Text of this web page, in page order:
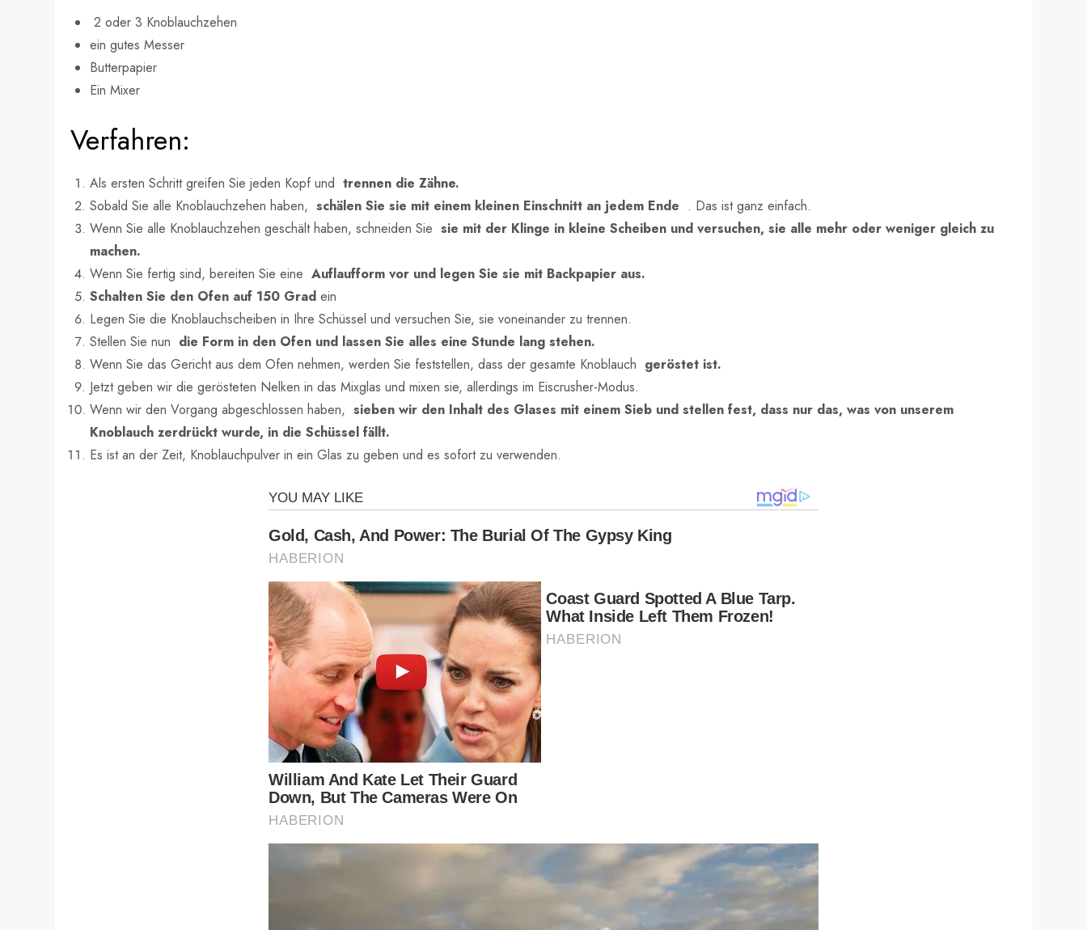
2 oder 3 Knoblauchzehen
ein gutes Messer
Butterpapier
Ein Mixer
Verfahren:
Als ersten Schritt greifen Sie jeden Kopf undtrennen die Zähne.
Sobald Sie alle Knoblauchzehen haben,schälen Sie sie mit einem kleinen Einschnitt an jedem Ende . Das ist ganz einfach.
Wenn Sie alle Knoblauchzehen geschält haben, schneiden Siesie mit der Klinge in kleine Scheiben und versuchen, sie alle mehr oder weniger gleich zu
machen.
Wenn Sie fertig sind, bereiten Sie eineAuflaufform vor und legen Sie sie mit Backpapier aus.
Schalten Sie den Ofen auf 150 Grad ein
Legen Sie die Knoblauchscheiben in Ihre Schüssel und versuchen Sie, sie voneinander zu trennen.
Stellen Sie nun die Form in den Ofen und lassen Sie alles eine Stunde lang stehen.
Wenn Sie das Gericht aus dem Ofen nehmen, werden Sie feststellen, dass der gesamte Knoblauch geröstet ist.
Jetzt geben wir die gerösteten Nelken in das Mixglas und mixen sie, allerdings im Eiscrusher-Modus.
Wenn wir den Vorgang abgeschlossen haben,sieben wir den Inhalt des Glases mit einem Sieb und stellen fest, dass nur das, was von unserem
Knoblauch zerdrückt wurde, in die Schüssel fällt.
Es ist an der Zeit, Knoblauchpulver in ein Glas zu geben und es sofort zu verwenden.